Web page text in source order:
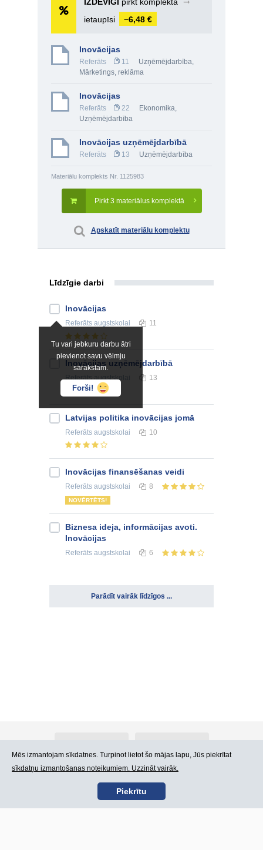
ietaupīsi
−6,48 €
Inovācijas
Referāts 11 Uzņēmējdarbība,
Mārketings, reklāma
Inovācijas
Referāts 22 Ekonomika,
Uzņēmējdarbība
Inovācijas uzņēmējdarbībā
Referāts 13 Uzņēmējdarbība
Materiālu komplekts Nr. 1125983
Pirkt 3 materiālus komplektā
Apskatīt materiālu komplektu
Līdzīgie darbi
Tu vari jebkuru darbu ātri
pievienot savu vēlmju
sarakstam.
Forši!
Inovācijas
Referāts augstskolai 11
Inovācijas uzņēmējdarbībā
Referātsaugstskolai 13
Latvijas politika inovācijas jomā
Referāts augstskolai 10
Inovācijas finansēšanas veidi
Referāts augstskolai 8
NOVĒRTĒTS!
Biznesa ideja, informācijas avoti.
Inovācijas
Referāts augstskolai 6
Parādīt vairāk līdzīgos ...
Kontakti Lietošanas noteikumi
Mēs izmantojam sīkdatnes. Turpinot lietot šo mājas lapu, Jūs piekrītat
sīkdatņu izmantošanas noteikumiem. Uzzināt vairāk.
Piekrītu